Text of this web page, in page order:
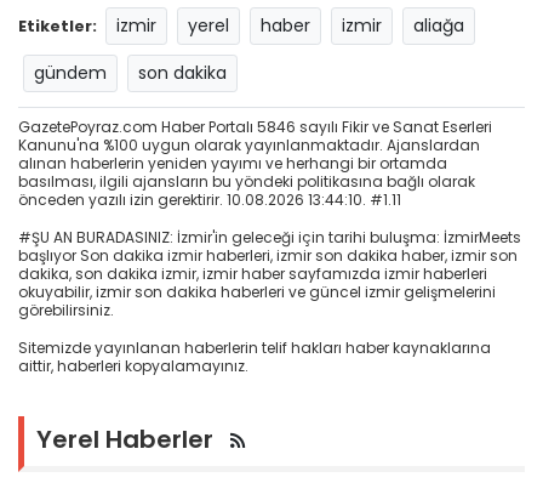
Etiketler: izmir yerel haber izmir
aliağa
gündem
son dakika
GazetePoyraz.com Haber Portalı 5846 sayılı Fikir ve Sanat Eserleri
Kanunu'na %100 uygun olarak yayınlanmaktadır. Ajanslardan
alınan haberlerin yeniden yayımı ve herhangi bir ortamda
basılması, ilgili ajansların bu yöndeki politikasına bağlı olarak
önceden yazılı izin gerektirir. 10.08.2026 13:44:10. #1.11
#ŞU AN BURADASINIZ: İzmir'in geleceği için tarihi buluşma: İzmirMeets
başlıyor Son dakika izmir haberleri, izmir son dakika haber, izmir son
dakika, son dakika izmir, izmir haber sayfamızda izmir haberleri
okuyabilir, izmir son dakika haberleri ve güncel izmir gelişmelerini
görebilirsiniz.
Sitemizde yayınlanan haberlerin telif hakları haber kaynaklarına
aittir, haberleri kopyalamayınız.
Yerel Haberler